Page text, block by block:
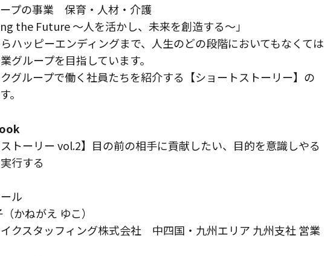
プの事業 保育・人材・介護
the Future ～人を活かし、未来を創造する～」
ハッピーエンディングまで、人生のどの段階においてもなくては
グループを目指しています。
グループで働く社員たちを紹介する【ショートストーリー】の
。
トーリー vol.2】目の前の相手に貢献したい、目的を意識しやる
行する
ル
かねがえ ゆこ）
クスタッフィング株式会社 中四国・九州エリア 九州支社 営業